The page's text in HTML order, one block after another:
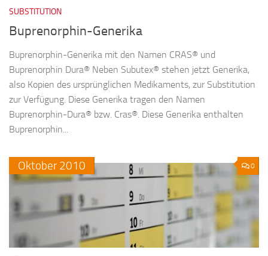
SUBSTITUTION
Buprenorphin-Generika
Buprenorphin-Generika mit den Namen CRAS® und
Buprenorphin Dura® Neben Subutex® stehen jetzt Generika,
also Kopien des ursprünglichen Medikaments, zur Substitution
zur Verfügung. Diese Generika tragen den Namen
Buprenorphin-Dura® bzw. Cras®. Diese Generika enthalten
Buprenorphin...
0
Oktober 2010